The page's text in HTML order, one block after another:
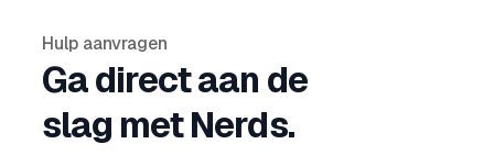
Hulp aanvragen
Ga direct aan de
slag met Nerds.